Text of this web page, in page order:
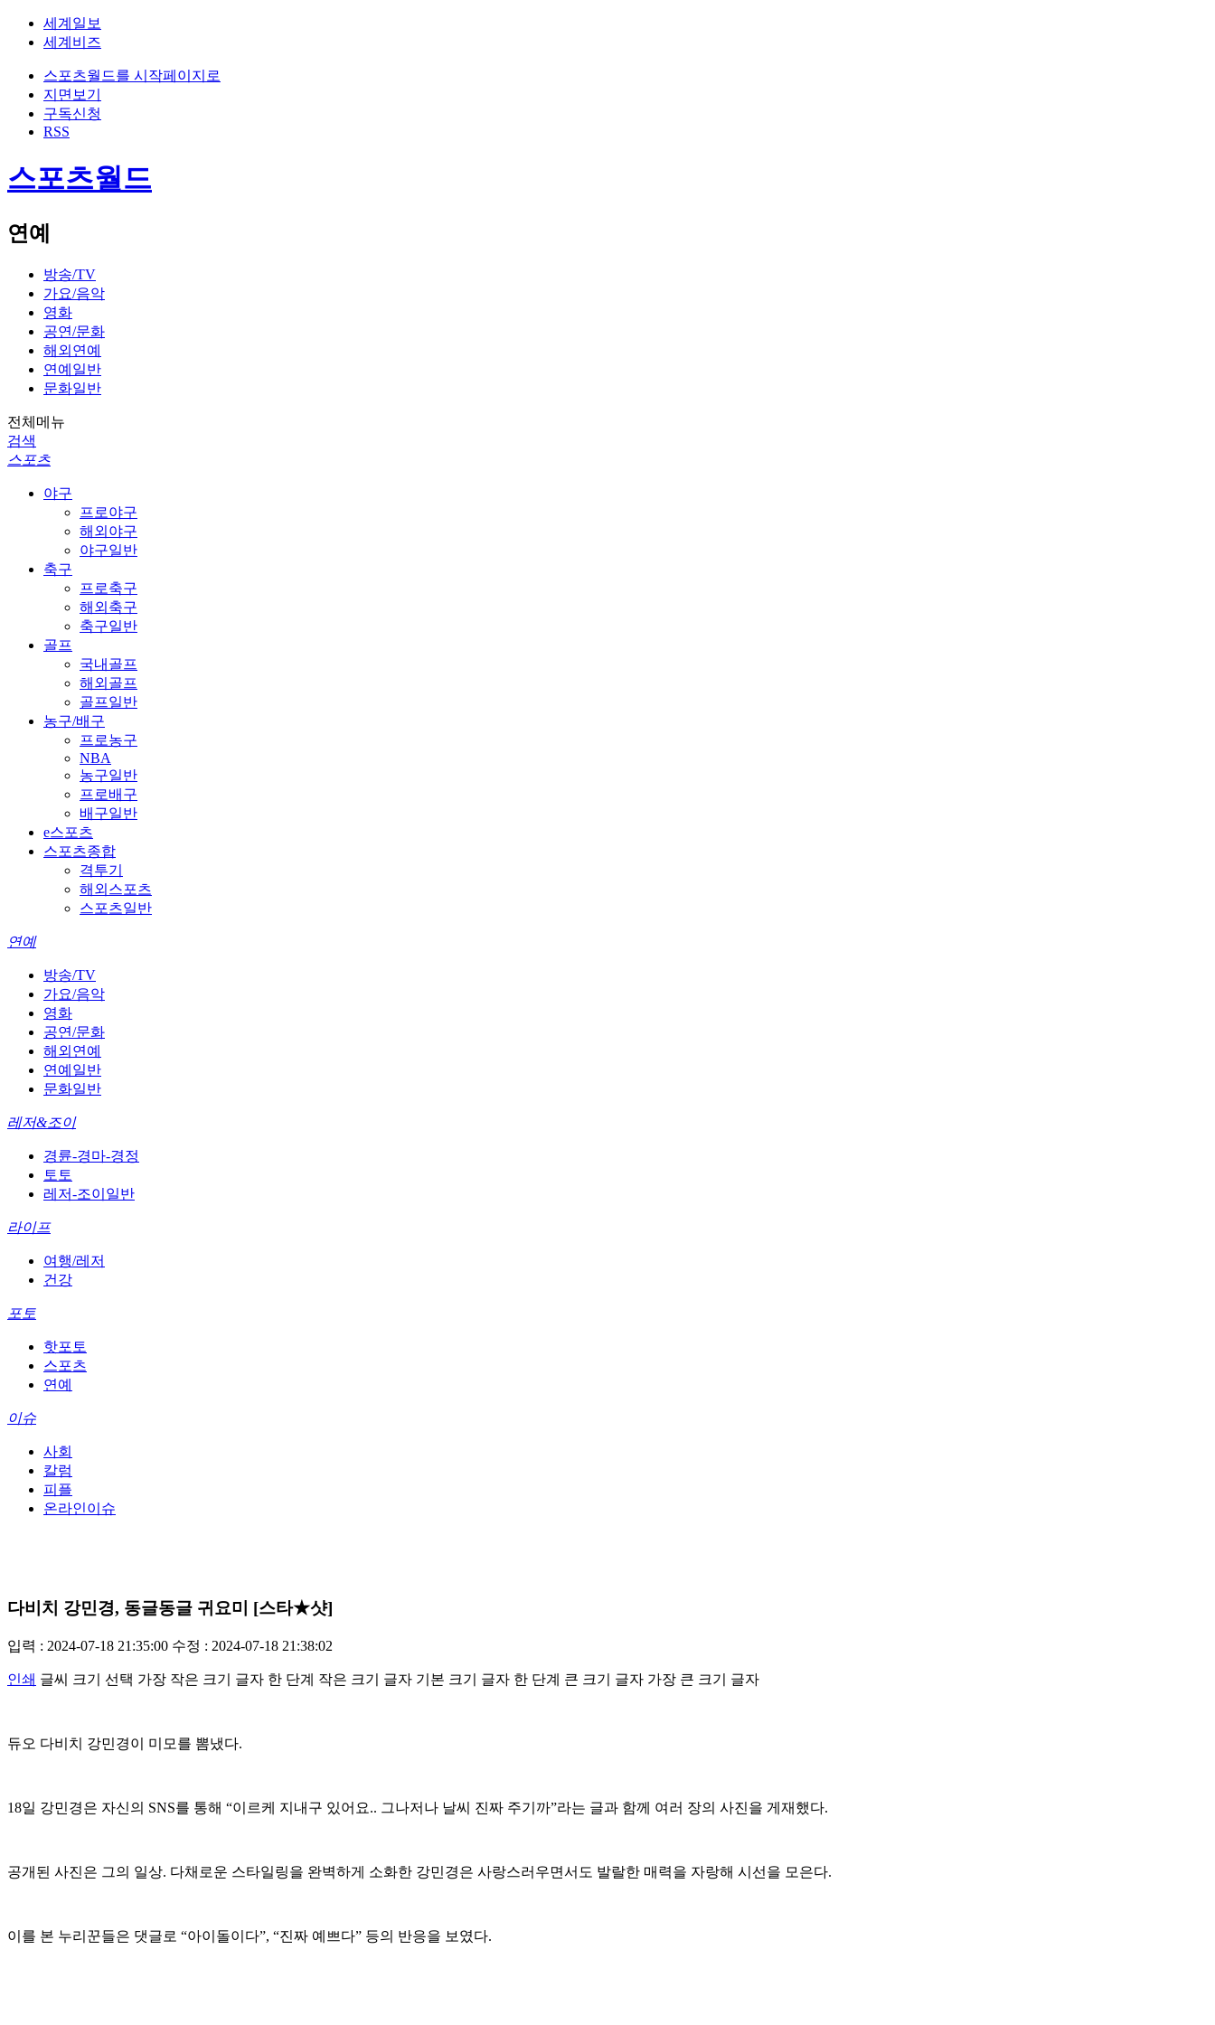
세계일보
세계비즈
스포츠월드를 시작페이지로
지면보기
구독신청
RSS
스포츠월드
연예
방송/TV
가요/음악
영화
공연/문화
해외연예
연예일반
문화일반
전체메뉴
검색
스포츠
야구
프로야구
해외야구
야구일반
축구
프로축구
해외축구
축구일반
골프
국내골프
해외골프
골프일반
농구/배구
프로농구
NBA
농구일반
프로배구
배구일반
e스포츠
스포츠종합
격투기
해외스포츠
스포츠일반
연예
방송/TV
가요/음악
영화
공연/문화
해외연예
연예일반
문화일반
레저&조이
경륜-경마-경정
토토
레저-조이일반
라이프
여행/레저
건강
포토
핫포토
스포츠
연예
이슈
사회
칼럼
피플
온라인이슈
다비치 강민경, 동글동글 귀요미 [스타★샷]
입력 : 2024-07-18 21:35:00 수정 : 2024-07-18 21:38:02
인쇄 글씨 크기 선택 가장 작은 크기 글자 한 단계 작은 크기 글자 기본 크기 글자 한 단계 큰 크기 글자 가장 큰 크기 글자
듀오 다비치 강민경이 미모를 뽐냈다.
18일 강민경은 자신의 SNS를 통해 “이르케 지내구 있어요.. 그나저나 날씨 진짜 주기까”라는 글과 함께 여러 장의 사진을 게재했다.
공개된 사진은 그의 일상. 다채로운 스타일링을 완벽하게 소화한 강민경은 사랑스러우면서도 발랄한 매력을 자랑해 시선을 모은다.
이를 본 누리꾼들은 댓글로 “아이돌이다”, “진짜 예쁘다” 등의 반응을 보였다.